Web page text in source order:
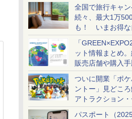
全国で旅行キャ
続々、最大1万
も！ いまお得な
め
「
ット情報まとめ
販売店舗や購入手
ケットも解説
ついに開業「ポ
ントー」見どこ
アトラクション・
配・来場前に必
パスポート（2025